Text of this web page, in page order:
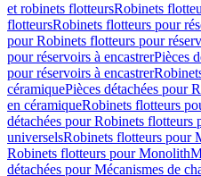
et robinets flotteursRobinets
flotteursRobinets flotteurs pour
pour Robinets flotteurs pour
pour réservoirs à encastrerPièces
pour réservoirs à encastrer
céramiquePièces détachées pour
en céramiqueRobinets flotteurs
détachées pour Robinets flotteurs
universelsRobinets flotteurs pour
Robinets flotteurs pour Monolith
détachées pour Mécanismes de